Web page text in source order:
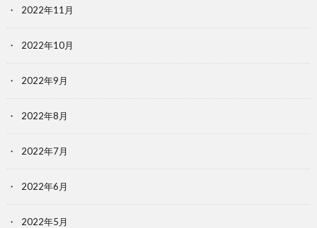
2022年11月
2022年10月
2022年9月
2022年8月
2022年7月
2022年6月
2022年5月